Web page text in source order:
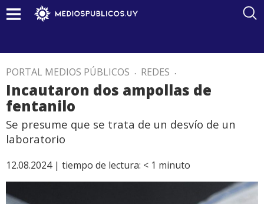
PORTAL MEDIOS PÚBLICOS . REDES .
Incautaron dos ampollas de
fentanilo
Se presume que se trata de un desvío de un
laboratorio
12.08.2024 | tiempo de lectura: < 1 minuto